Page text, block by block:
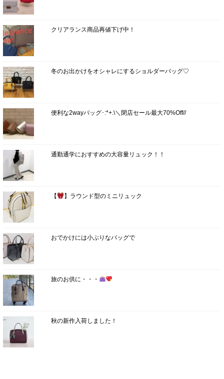
クリアランス商品再値下げ中！
冬のお出かけをオシャレにするショルダーバッグ♡
便利な2wayバッグ･:*+.\＼閉店セール最大70%Off//
通勤通学におすすめの大容量リュック！！
【 】ラウンド型のミニリュック
おでかけには小ぶりなバッグで
旅のお供に・・・
秋の新作入荷しました！